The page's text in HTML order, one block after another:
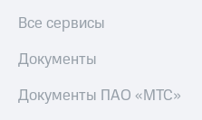
Все сервисы
Документы
Документы ПАО «МТС»